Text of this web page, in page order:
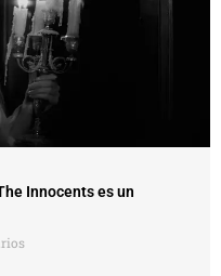
Innocents es un